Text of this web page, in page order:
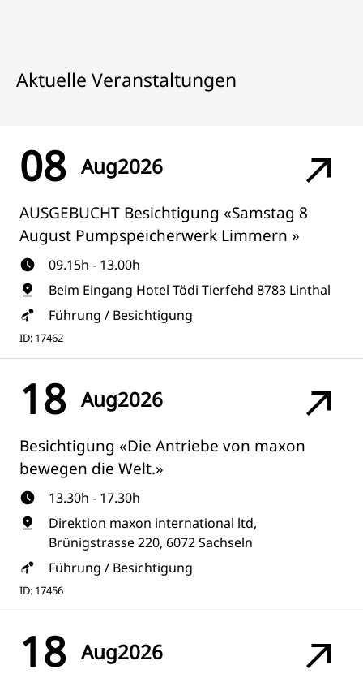
Aktuelle Veranstaltungen
08 Aug2026
AUSGEBUCHT Besichtigung «Samstag 8
August Pumpspeicherwerk Limmern »
09.15h - 13.00h
Beim Eingang Hotel Tödi Tierfehd 8783 Linthal
Führung / Besichtigung
ID: 17462
18 Aug2026
Besichtigung «Die Antriebe von maxon
bewegen die Welt.»
13.30h - 17.30h
Direktion maxon international ltd,
Brünigstrasse 220, 6072 Sachseln
Führung / Besichtigung
ID: 17456
18 Aug2026